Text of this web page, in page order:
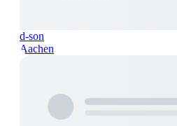
d-son
Aachen